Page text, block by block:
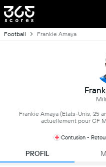
Football Frankie Amaya
Frankie Amaya (Etats-Unis, 25
actuellement pour CF
Contusion -
PROFIL